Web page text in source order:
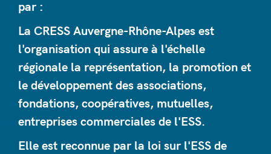
par :
La CRESS Auvergne-Rhône-Alpes est
l'organisation qui assure à l'échelle
régionale la représentation, la promotion et
le développement des associations,
fondations, coopératives, mutuelles,
entreprises commerciales de l'ESS.
Elle est reconnue par la loi sur l'ESS de